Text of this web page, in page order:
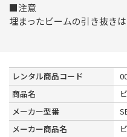
■注意
埋まったビームの引き抜き
レンタル商品コード
商品名
メーカー型番
メーカー商品名